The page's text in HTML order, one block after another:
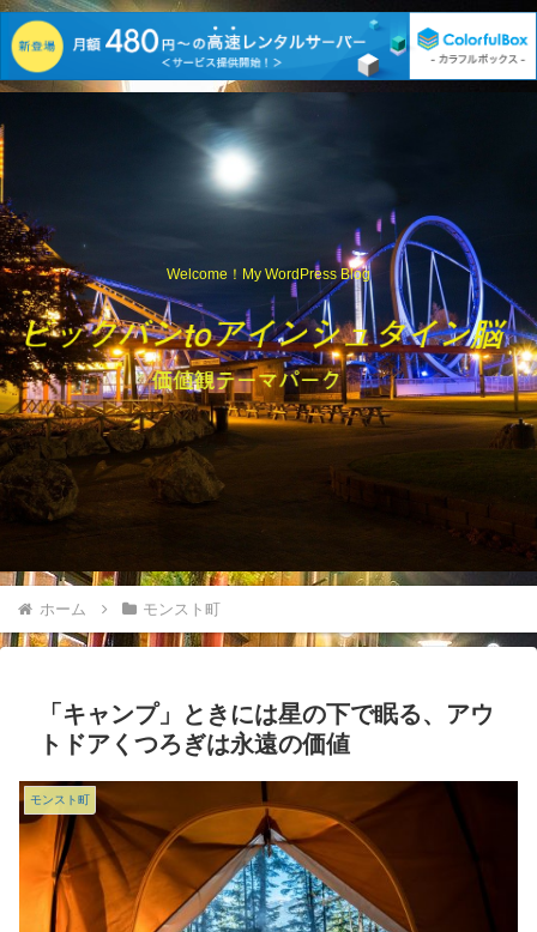
Welcome！My WordPress Blog
ホーム モンスト町
「キャンプ」ときには星の下で眠る、アウ
トドアくつろぎは永遠の価値
モンスト町